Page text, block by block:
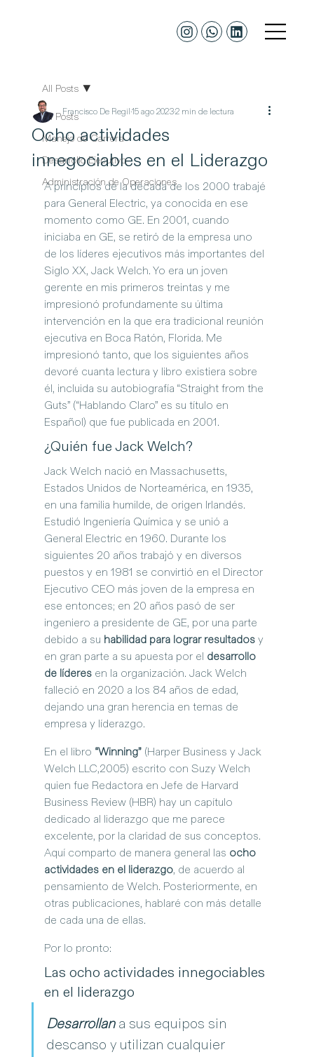
All Posts
Manejo de Carrera
Desarrollo Ejecutivo
Administración de Operaciones
All Posts
Ocho actividades
innegociables en el Liderazgo
Francisco De Regil15 ago 20232 min de lectura
A principios de la década de los 2000 trabajé
para General Electric, ya conocida en ese
momento como GE. En 2001, cuando
iniciaba en GE, se retiró de la empresa uno
de los líderes ejecutivos más importantes del
Siglo XX, Jack Welch. Yo era un joven
gerente en mis primeros treintas y me
impresionó profundamente su última
intervención en la que era tradicional reunión
ejecutiva en Boca Ratón, Florida. Me
impresionó tanto, que los siguientes años
devoré cuanta lectura y libro existiera sobre
él, incluida su autobiografía “Straight from the
Guts” (“Hablando Claro” es su título en
Español) que fue publicada en 2001.
¿Quién fue Jack Welch?
Jack Welch nació en Massachusetts,
Estados Unidos de Norteamérica, en 1935,
en una familia humilde, de origen Irlandés.
Estudió Ingeniería Química y se unió a
General Electric en 1960. Durante los
siguientes 20 años trabajó y en diversos
puestos y en 1981 se convirtió en el Director
Ejecutivo CEO más joven de la empresa en
ese entonces; en 20 años pasó de ser
ingeniero a presidente de GE, por una parte
debido a su habilidad para lograr resultados y
en gran parte a su apuesta por el desarrollo
de líderes en la organización. Jack Welch
falleció en 2020 a los 84 años de edad,
dejando una gran herencia en temas de
empresa y líderazgo.
En el libro “Winning” (Harper Business y Jack
Welch LLC,2005) escrito con Suzy Welch
quien fue Redactora en Jefe de Harvard
Business Review (HBR) hay un capítulo
dedicado al liderazgo que me parece
excelente, por la claridad de sus conceptos.
Aquí comparto de manera general las ocho
actividades en el liderazgo, de acuerdo al
pensamiento de Welch. Posteriormente, en
otras publicaciones, hablaré con más detalle
de cada una de ellas.
Por lo pronto:
Las ocho actividades innegociables
en el liderazgo
Desarrollan a sus equipos sin
descanso y utilizan cualquier